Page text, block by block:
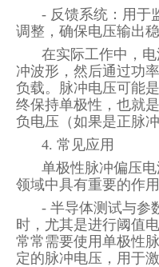
- 反馈系统：用于
调整，确保电压输出
在实际工作中，
冲波形，然后通过功
负载。脉冲电压可能
终保持单极性，也就
负电压（如果是正脉
4. 常见应用
单极性脉冲偏压
领域中具有重要的作用
- 半导体测试与参
时，尤其是进行阈值
常常需要使用单极性
定的脉冲电压，用于